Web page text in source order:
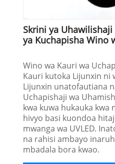
Skrini ya
ya Kuchapisha Wino
Wino wa Kauri wa
Kauri kutoka Lijunxin ni
Lijunxin unatofautiana
Uchapishaji wa
kwa kuwa hukauka kwa
hivyo basi kuondoa
mwanga wa UVLED.
na rahisi ambayo
mbadala bora kwao.